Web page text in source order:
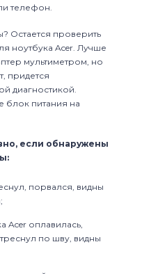
телефон.
Остается проверить
ноутбука Acer. Лучше
мультиметром, но
придется
диагностикой.
блок питания на
если обнаружены
порвался, видны
Acer оплавилась,
по шву, видны